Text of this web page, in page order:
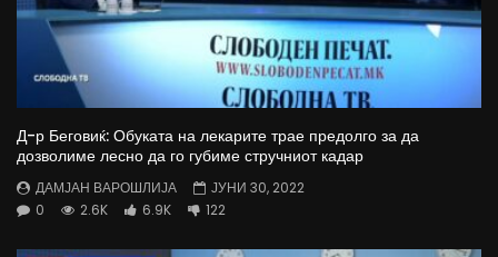
Д-р Беговиќ: Обуката на лекарите трае предолго за да
дозволиме лесно да го губиме стручниот кадар
ДАМЈАН ВАРОШЛИЈА
ЈУНИ 30, 2022
0
2.6K 6.9K 122